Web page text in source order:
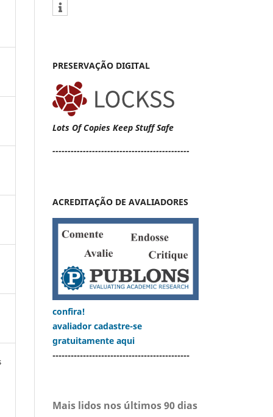
PRESERVAÇÃO DIGITAL
Lots Of Copies Keep Stuff Safe
---------------------------------------------
ACREDITAÇÃO DE AVALIADORES
confira!
avaliador cadastre-se
gratuitamente aqui
---------------------------------------------
Mais lidos nos últimos 90 dias